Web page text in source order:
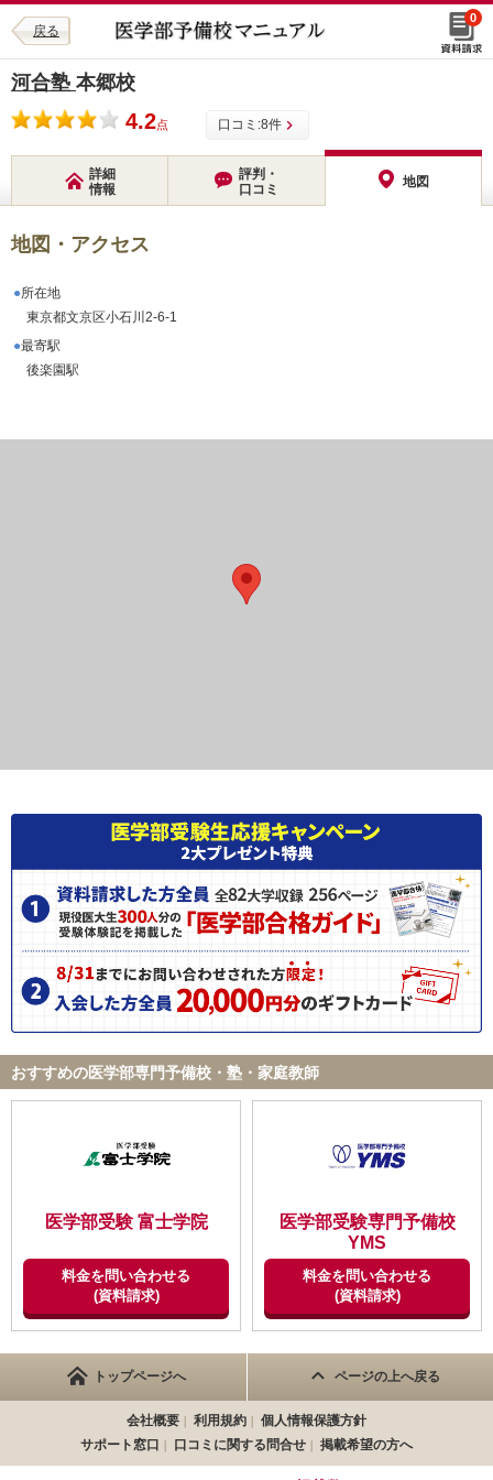
戻る
0
河合塾 本郷校
4.2点 口コミ:8件
詳細
情報
評判・
口コミ
地図
地図・アクセス
所在地
東京都文京区小石川2-6-1
最寄駅
後楽園駅
おすすめの医学部専門予備校・塾・家庭教師
医学部受験 富士学院
料金を問い合わせる
(資料請求)
医学部受験専門予備校
YMS
料金を問い合わせる
(資料請求)
トップページへ ページの上へ戻る
会社概要 利用規約
個人情報保護方針
サポート窓口
口コミに関する問合せ 掲載希望の方へ